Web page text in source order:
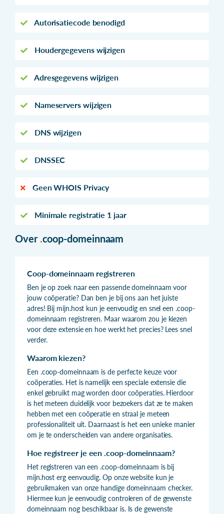
Autorisatiecode benodigd
Houdergegevens wijzigen
Adresgegevens wijzigen
Nameservers wijzigen
DNS wijzigen
DNSSEC
Geen WHOIS Privacy
Minimale registratie 1 jaar
Over .coop-domeinnaam
Coop-domeinnaam registreren
Ben je op zoek naar een passende domeinnaam voor
jouw coöperatie? Dan ben je bij ons aan het juiste
adres! Bij mijn.host kun je eenvoudig en snel een .coop-
domeinnaam registreren. Maar waarom zou je kiezen
voor deze extensie en hoe werkt het precies? Lees snel
verder.
Waarom kiezen?
Een .coop-domeinnaam is de perfecte keuze voor
coöperaties. Het is namelijk een speciale extensie die
enkel gebruikt mag worden door coöperaties. Hierdoor
is het meteen duidelijk voor bezoekers dat ze te maken
hebben met een coöperatie en straal je meteen
professionaliteit uit. Daarnaast is het een unieke manier
om je te onderscheiden van andere organisaties.
Hoe registreer je een .coop-domeinnaam?
Het registreren van een .coop-domeinnaam is bij
mijn.host erg eenvoudig. Op onze website kun je
gebruikmaken van onze handige domeinnaam checker.
Hiermee kun je eenvoudig controleren of de gewenste
domeinnaam nog beschikbaar is. Is de gewenste